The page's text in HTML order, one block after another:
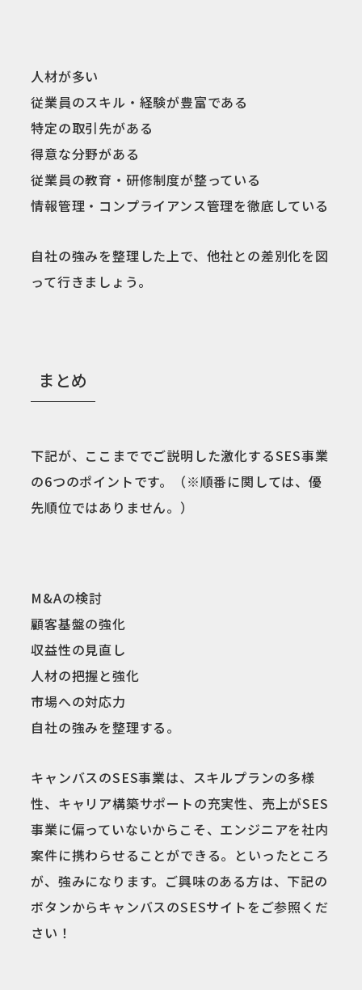
人材が多い
従業員のスキル・経験が豊富である
特定の取引先がある
得意な分野がある
従業員の教育・研修制度が整っている
情報管理・コンプライアンス管理を徹底している
自社の強みを整理した上で、他社との差別化を図
って行きましょう。
まとめ
下記が、ここまででご説明した激化するSES事業
の6つのポイントです。（※順番に関しては、優
先順位ではありません。）
M&Aの検討
顧客基盤の強化
収益性の見直し
人材の把握と強化
市場への対応力
自社の強みを整理する。
キャンバスのSES事業は、スキルプランの多様
性、キャリア構築サポートの充実性、売上がSES
事業に偏っていないからこそ、エンジニアを社内
案件に携わらせることができる。といったところ
が、強みになります。ご興味のある方は、下記の
ボタンからキャンバスのSESサイトをご参照くだ
さい！